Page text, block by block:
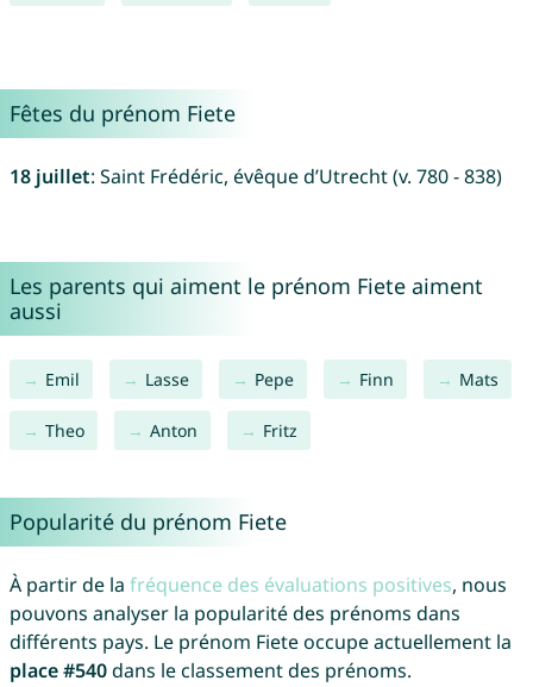
Fêtes du prénom Fiete
18 juillet: Saint Frédéric, évêque d’Utrecht (v. 780 - 838)
Les parents qui aiment le prénom Fiete aiment
aussi
Emil Lasse Pepe Finn Mats
Theo Anton Fritz
Popularité du prénom Fiete
À partir de la fréquence des évaluations positives, nous
pouvons analyser la popularité des prénoms dans
différents pays. Le prénom Fiete occupe actuellement la
place #540dans le classement des prénoms.